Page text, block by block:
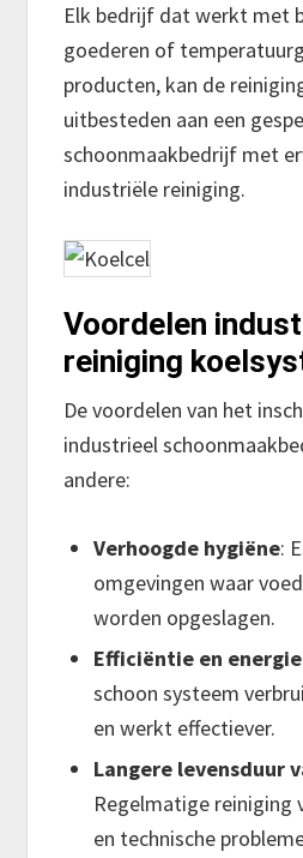
Elk bedrijf dat werkt met
goederen of
producten, kan de
uitbesteden aan een
schoonmaakbedrijf met
industriële reiniging.
Voordelen
reiniging
De voordelen van het
industrieel
andere:
Verhoogde hygiëne:
omgevingen waar
worden opgeslagen.
Efficiëntie en
schoon systeem
en werkt effectiever.
Langere levensduur
Regelmatige
en technische